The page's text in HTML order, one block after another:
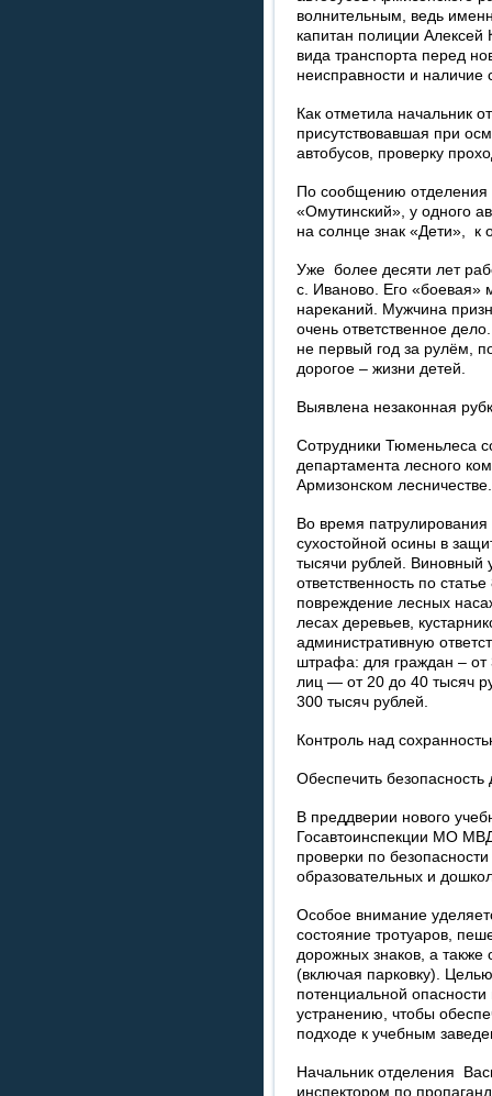
волнительным, ведь
капитан полиции Алексей
вида транспорта перед
неисправности и наличие
Как отметила начальник
присутствовавшая при
автобусов, проверку
По сообщению
«Омутинский», у одного
на солнце знак «Дети», к
Уже более десяти лет
с. Иваново. Его
нареканий. Мужчина
очень ответственное
не первый год за рулём,
дорогое – жизни детей.
Выявлена незаконная
Сотрудники Тюменьлеса
департамента лесного
Армизонском лесничестве.
Во время
сухостойной осины в
тысячи рублей. Виновный
ответственность по
повреждение лесных
лесах деревьев,
административную
штрафа: для граждан – от
лиц — от 20 до 40 тысяч
300 тысяч рублей.
Контроль над
Обеспечить безопасность
В преддверии нового
Госавтоинспекции МО
проверки по
образовательных и
Особое внимание
состояние тротуаров,
дорожных знаков, а также
(включая парковку).
потенциальной
устранению, чтобы
подходе к учебным
Начальник отделения
инспектором по